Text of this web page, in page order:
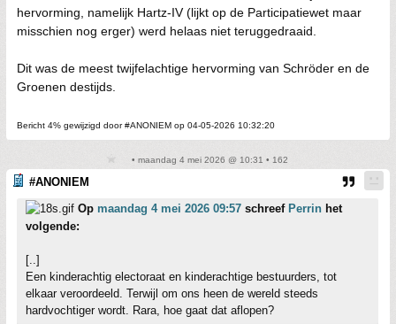
hervorming, namelijk Hartz-IV (lijkt op de Participatiewet maar
misschien nog erger) werd helaas niet teruggedraaid.
Dit was de meest twijfelachtige hervorming van Schröder en de
Groenen destijds.
Bericht 4% gewijzigd door #ANONIEM op 04-05-2026 10:32:20
• maandag 4 mei 2026 @ 10:31 • 162
#ANONIEM
Op maandag 4 mei 2026 09:57 schreef Perrin het
volgende:
[..]
Een kinderachtig electoraat en kinderachtige bestuurders, tot
elkaar veroordeeld. Terwijl om ons heen de wereld steeds
hardvochtiger wordt. Rara, hoe gaat dat aflopen?